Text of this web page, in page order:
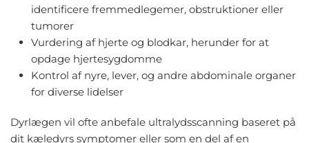
identificere fremmedlegemer, obstruktioner eller
tumorer
Vurdering af hjerte og blodkar, herunder for at
opdage hjertesygdomme
Kontrol af nyre, lever, og andre abdominale organer
for diverse lidelser
Dyrlægen vil ofte anbefale ultralydsscanning baseret på
dit kæledyrs symptomer eller som en del af en